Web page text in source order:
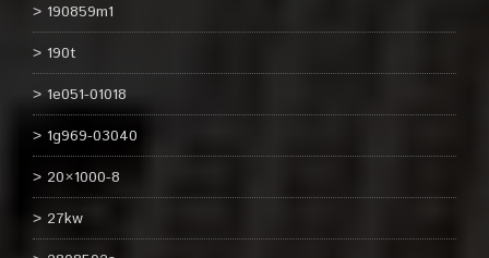
190859m1
190t
1e051-01018
1g969-03040
20×1000-8
27kw